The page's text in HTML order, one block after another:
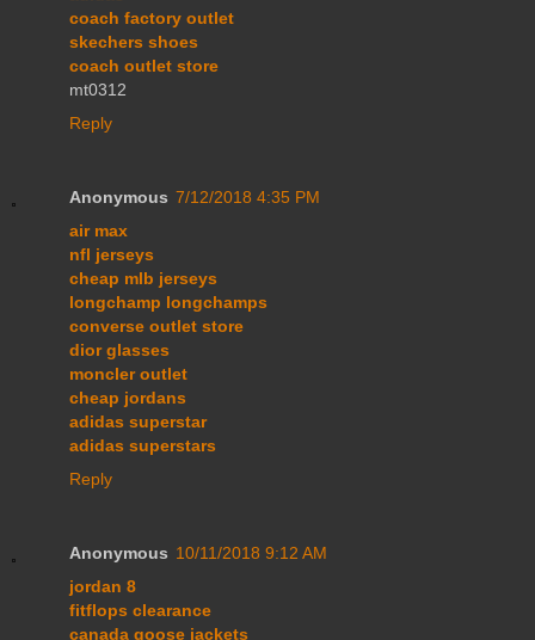
coach factory outlet
skechers shoes
coach outlet store
mt0312
Reply
Anonymous 7/12/2018 4:35 PM
air max
nfl jerseys
cheap mlb jerseys
longchamp longchamps
converse outlet store
dior glasses
moncler outlet
cheap jordans
adidas superstar
adidas superstars
Reply
Anonymous 10/11/2018 9:12 AM
jordan 8
fitflops clearance
canada goose jackets